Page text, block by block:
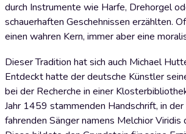
durch Instrumente wie Harfe, Drehorgel
schauerhaften Geschehnissen erzählten.
einen wahren Kern, immer aber eine
Dieser Tradition hat sich auch Michael
Entdeckt hatte der deutsche Künstler
bei der Recherche in einer
Jahr 1459 stammenden Handschrift, in der
fahrenden Sänger namens Melchior Viridis